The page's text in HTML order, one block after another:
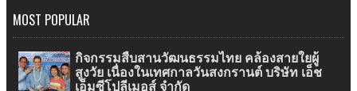
MOST POPULAR
กิจกรรมสืบสานวัฒนธรรมไทย คล้องสายใยผู้
สูงวัย เนื่องในเทศกาลวันสงกรานต์ บริษัท เอ็ช
เอ็มซีโปลีเมอส์ จำกัด